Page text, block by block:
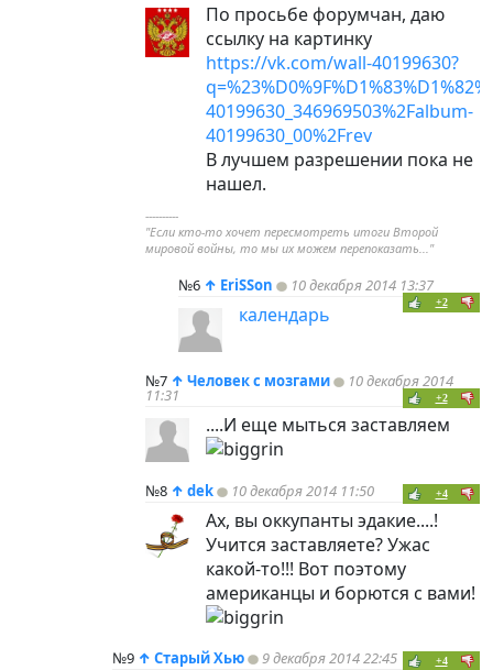
По просьбе форумчан, даю
ссылку на картинку
https://vk.com/wall-40199630?
40199630_346969503%2Falbum-
40199630_00%2Frev
В лучшем разрешении пока не
нашел.
----------
"Если кто-то хочет пересмотреть итоги Второй
мировой войны, то мы их можем перепоказать..."
№6 ↑ EriSSon 10 декабря 2014 13:37
+2
календарь
№7 ↑ Человек с мозгами 10 декабря 2014
11:31 +2
....И еще мыться заставляем
№8 ↑ dek 10 декабря 2014 11:50 +4
Ах, вы оккупанты эдакие....!
Учится заставляете? Ужас
какой-то!!! Вот поэтому
американцы и борются с вами!
№9 ↑ Старый Хью 9 декабря 2014 22:45 +4